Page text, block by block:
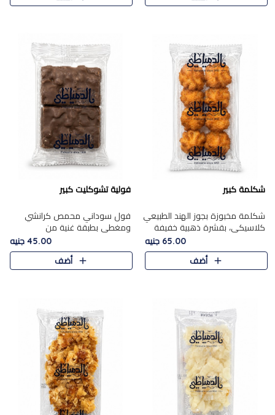
شكلمة كبير
شكلمة مخبوزة بجوز الهند الطبيعي
كلاسيكي، بقشرة ذهبية خفيفة
وقلب طري رطب يذوب في الفم،
تمنحك المذاق الشرقي الحلو الأصيل
التقليدي في كل لقمة.
65.00 جنيه
أضف
فولية تشوكليت كبير
فول سوداني محمص كرانشي
ومغطى بطبقة غنية من
الشوكولاتة، يجمع بين طعم
القرمشة الأصيلة الكلاسكيكية
التقليدية للفول السوداني وحلاوة
45.00 جنيه
أضف